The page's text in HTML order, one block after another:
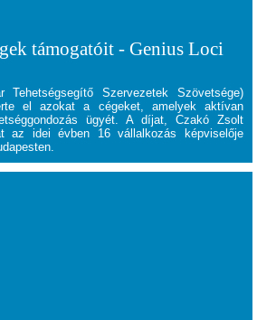
támogatóit - Genius Loci
Tehetségsegítő Szervezetek Szövetsége)
el azokat a cégeket, amelyek aktívan
ügyét. A díjat, Czakó Zsolt
az idei évben 16 vállalkozás képviselője